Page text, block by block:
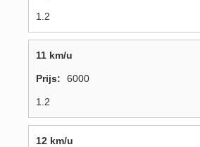
1.2
11 km/u
6000
1.2
12 km/u